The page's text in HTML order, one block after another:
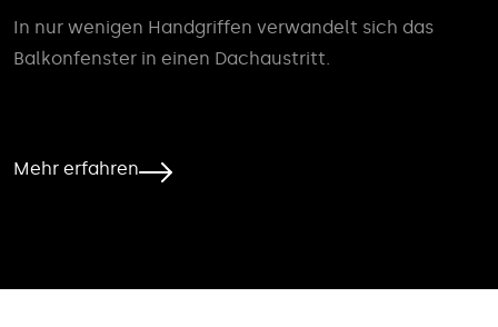
In nur wenigen Handgriffen verwandelt sich das
Balkonfenster in einen Dachaustritt.
Mehr erfahren